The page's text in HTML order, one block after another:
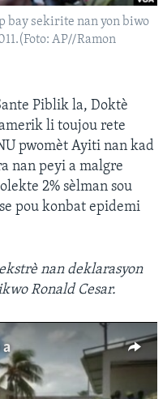
bay sekirite nan yon biwo
AP//Ramon
Piblik la, Doktè
li toujou rete
pwomèt Ayiti nan kad
nan peyi a malgre
2% sèlman sou
pou konbat epidemi
nan deklarasyon
Ronald Cesar.